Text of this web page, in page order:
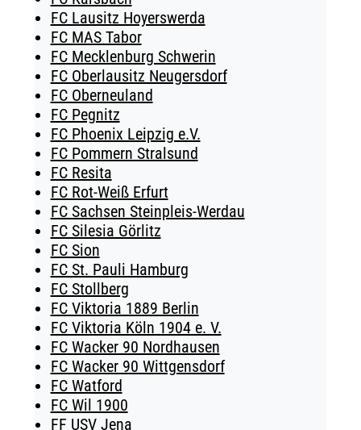
FC Lausitz Hoyerswerda
FC MAS Tabor
FC Mecklenburg Schwerin
FC Oberlausitz Neugersdorf
FC Oberneuland
FC Pegnitz
FC Phoenix Leipzig e.V.
FC Pommern Stralsund
FC Resita
FC Rot-Weiß Erfurt
FC Sachsen Steinpleis-Werdau
FC Silesia Görlitz
FC Sion
FC St. Pauli Hamburg
FC Stollberg
FC Viktoria 1889 Berlin
FC Viktoria Köln 1904 e. V.
FC Wacker 90 Nordhausen
FC Wacker 90 Wittgensdorf
FC Watford
FC Wil 1900
FF USV Jena